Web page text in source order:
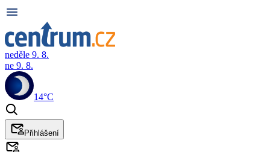
neděle 9. 8.
ne 9. 8.
14°C
Přihlášení